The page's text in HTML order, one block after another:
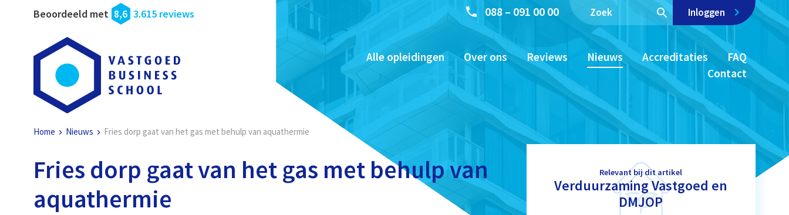
Beoordeeld met 8,6 3.615 reviews 088 – 091 00 00 Inloggen
Alle opleidingen Over ons Reviews Nieuws Accreditaties
FAQ
Contact
Home Nieuws Fries dorp gaat van het gas met behulp van aquathermie
Fries dorp gaat van het gas met behulp van
aquathermie
Relevant bij dit artikel
Verduurzaming Vastgoed en
DMJOP